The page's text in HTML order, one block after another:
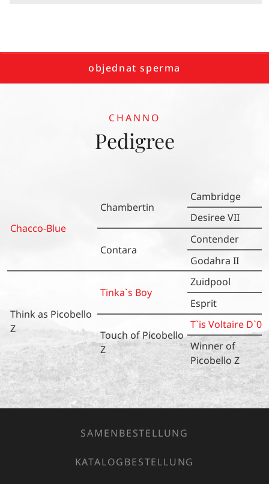
objednat sperma
CHANNO
Pedigree
Chacco-Blue
Think as Picobello
Z
Chambertin
Contara
Tinka`s Boy
Touch of Picobello
Z
Cambridge
Desiree VII
Contender
Godahra II
Zuidpool
Esprit
T`is Voltaire D`01
Winner of
Picobello Z
SAMENBESTELLUNG
KATALOGBESTELLUNG